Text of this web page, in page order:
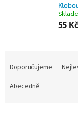
55 Kč
Doporučujeme
Abecedně